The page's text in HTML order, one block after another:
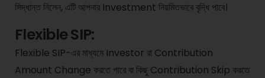
সিদ্ধান্ত নিলেন, এটি আপনার Investment নিয়মিতভাবে বৃদ্ধি পাবে।
Flexible SIP:
Flexible SIP-এর মাধ্যমে Investor রা Contribution
Amount Change করতে পারে বা কিছু Contribution Skip করতে